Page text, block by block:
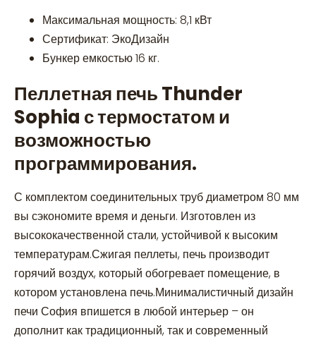
Максимальная мощность: 8,1 кВт
Сертификат: ЭкоДизайн
Бункер емкостью 16 кг.
Пеллетная печь Thunder
Sophia с термостатом и
возможностью
программирования.
С комплектом соединительных труб диаметром 80 мм
вы сэкономите время и деньги. Изготовлен из
высококачественной стали, устойчивой к высоким
температурам.Сжигая пеллеты, печь производит
горячий воздух, который обогревает помещение, в
котором установлена печь.Минималистичный дизайн
печи София впишется в любой интерьер – он
дополнит как традиционный, так и современный